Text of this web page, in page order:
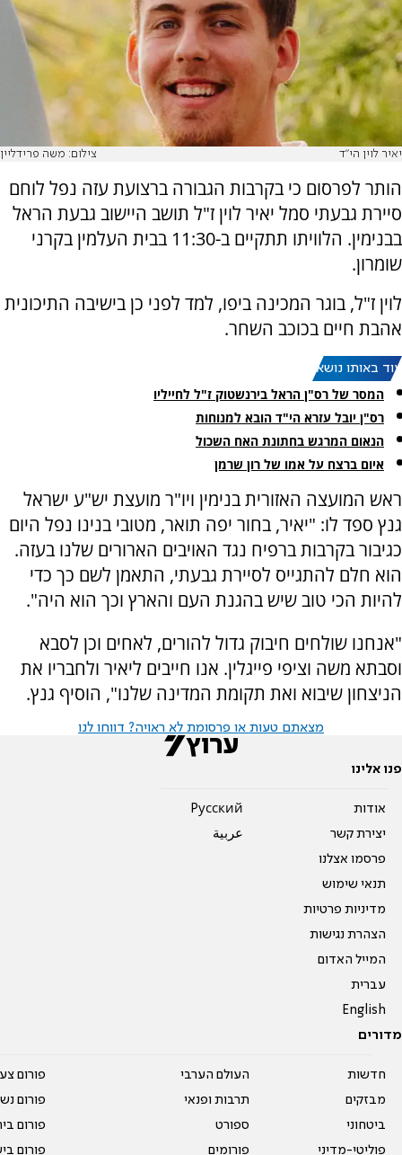
יאיר לוין הי"ד צילום: משה פרידליין
הותר לפרסום כי בקרבות הגבורה ברצועת עזה נפל לוחם
סיירת גבעתי סמל יאיר לוין ז"ל תושב היישוב גבעת הראל
בבנימין. הלוויתו תתקיים ב-11:30 בבית העלמין בקרני
שומרון.
לוין ז"ל, בוגר המכינה ביפו, למד לפני כן בישיבה התיכונית
אהבת חיים בכוכב השחר.
עוד באותו נושא:
המסר של רס"ן הראל בירנשטוק ז"ל לחייליו
רס"ן יובל עזרא הי"ד הובא למנוחות
הנאום המרגש בחתונת האח השכול
איום ברצח על אמו של רון שרמן
ראש המועצה האזורית בנימין ויו"ר מועצת יש"ע ישראל
גנץ ספד לו: "יאיר, בחור יפה תואר, מטובי בנינו נפל היום
כגיבור בקרבות ברפיח נגד האויבים הארורים שלנו בעזה.
הוא חלם להתגייס לסיירת גבעתי, התאמן לשם כך כדי
להיות הכי טוב שיש בהגנת העם והארץ וכך הוא היה".
"אנחנו שולחים חיבוק גדול להורים, לאחים וכן לסבא
וסבתא משה וציפי פייגלין. אנו חייבים ליאיר ולחבריו את
הניצחון שיבוא ואת תקומת המדינה שלנו", הוסיף גנץ.
מצאתם טעות או פרסומת לא ראויה? דווחו לנו
פנו אלינו
אודות
יצירת קשר
פרסמו אצלנו
תנאי שימוש
מדיניות פרטיות
הצהרת נגישות
המייל האדום
עברית
English
Pусский
عربية
מדורים
חדשות
מבזקים
ביטחוני
פוליטי-מדיני
העולם הערבי
תרבות ופנאי
ספורט
פורומים
פורום
פורום
פורום
פורום